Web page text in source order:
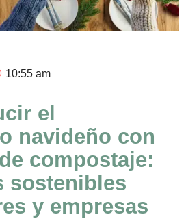
10:55 am
el
navideño con
compostaje:
sostenibles
y empresas